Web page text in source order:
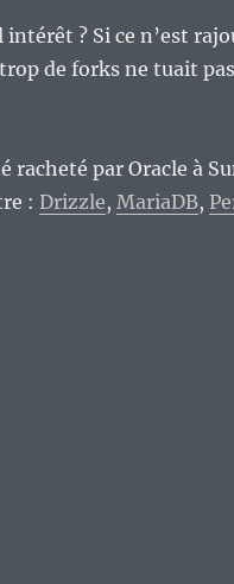
? Si ce n’est
de forks ne tuait
racheté par Oracle à
: Drizzle, MariaDB,
fork ? L’exemple de